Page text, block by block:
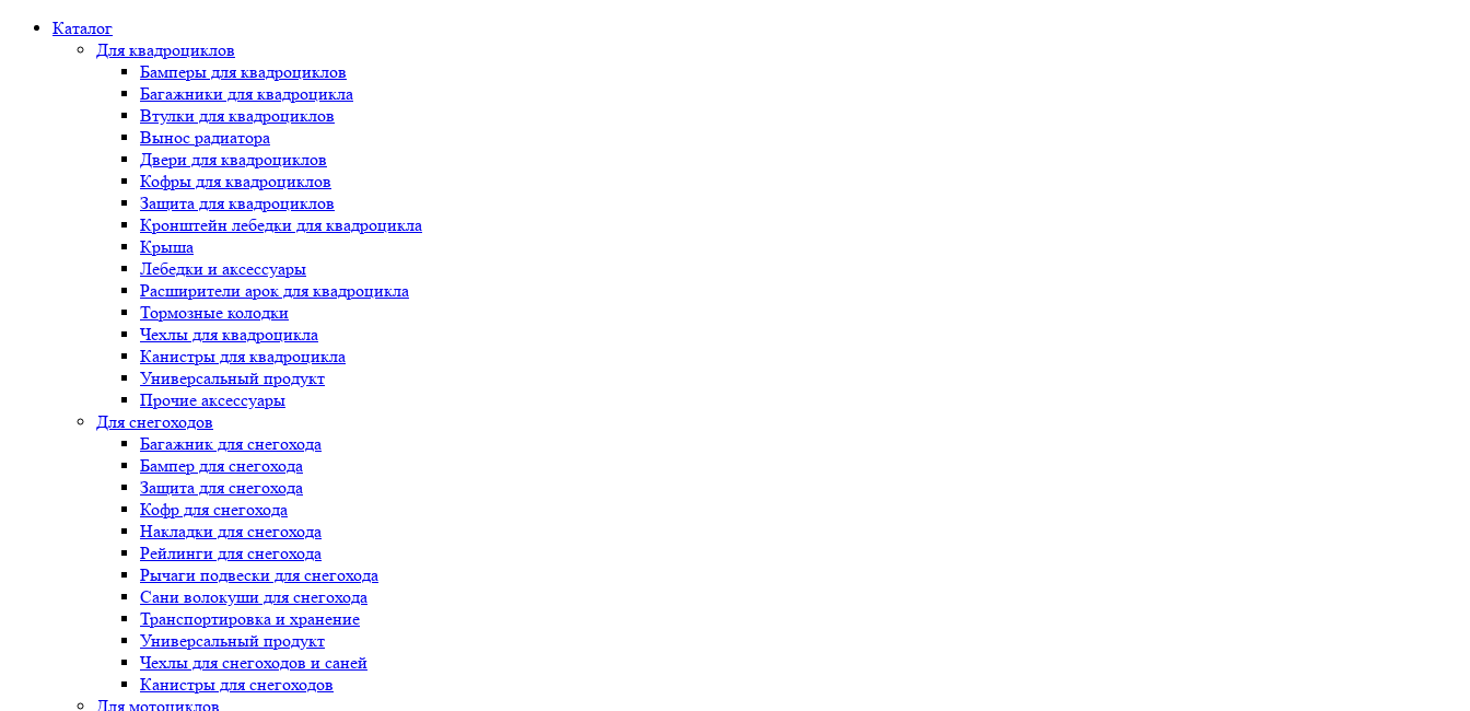
Каталог
Для квадроциклов
Бамперы для квадроциклов
Багажники для квадроцикла
Втулки для квадроциклов
Вынос радиатора
Двери для квадроциклов
Кофры для квадроциклов
Защита для квадроциклов
Кронштейн лебедки для квадроцикла
Крыша
Лебедки и аксессуары
Расширители арок для квадроцикла
Тормозные колодки
Чехлы для квадроцикла
Канистры для квадроцикла
Универсальный продукт
Прочие аксессуары
Для снегоходов
Багажник для снегохода
Бампер для снегохода
Защита для снегохода
Кофр для снегохода
Накладки для снегохода
Рейлинги для снегохода
Рычаги подвески для снегохода
Сани волокуши для снегохода
Транспортировка и хранение
Универсальный продукт
Чехлы для снегоходов и саней
Канистры для снегоходов
Для мотоциклов